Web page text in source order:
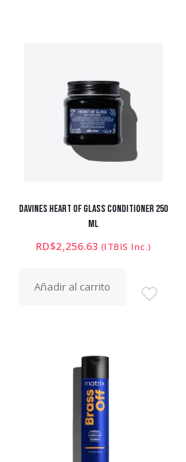
DAVINES HEART OF GLASS CONDITIONER 250
ML
RD$2,256.63 (ITBIS Inc.)
Añadir al carrito